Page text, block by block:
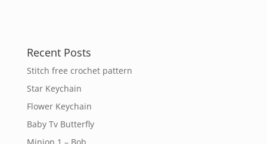
Recent Posts
Stitch free crochet pattern
Star Keychain
Flower Keychain
Baby Tv Butterfly